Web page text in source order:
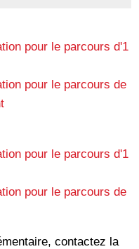
pour le parcours d'1
pour le parcours de
pour le parcours d'1
pour le parcours de
contactez la